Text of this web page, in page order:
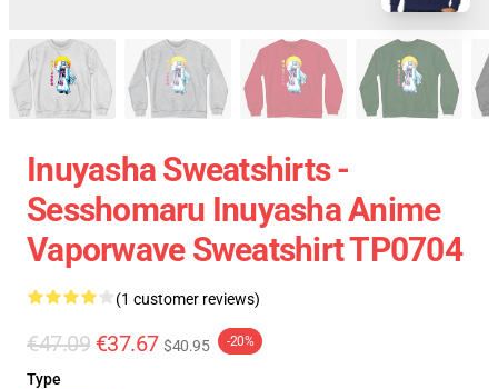
Inuyasha Sweatshirts -
Sesshomaru Inuyasha Anime
Vaporwave Sweatshirt TP0704
(1 customer reviews)
€47.09 €37.67 $40.95 -20%
Type